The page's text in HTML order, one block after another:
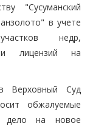
"Сусуманский
в учете
недр,
и лицензий на
Верховный Суд
обжалуемые
дело на новое